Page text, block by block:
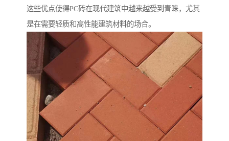
这些优点使得PC砖在现代建筑中越来越受到青睐，尤其
是在需要轻质和高性能建筑材料的场合。